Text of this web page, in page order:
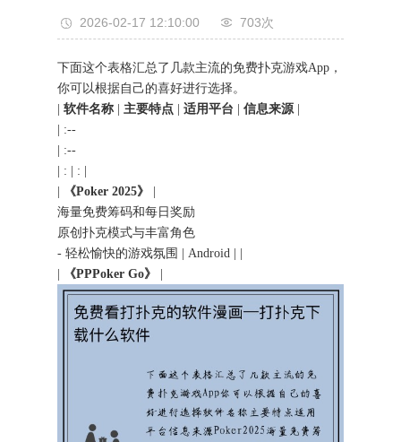
2026-02-17 12:10:00 703次
下面这个表格汇总了几款主流的免费扑克游戏App，
你可以根据自己的喜好进行选择。
|软件名称 主要特点 |适用平台 |信息来源
| :--
| :--
| : | : |
《Poker 2025》
海量免费筹码和每日奖励
原创扑克模式与丰富角色
- 轻松愉快的游戏氛围 | Android | |
《PPPoker Go》